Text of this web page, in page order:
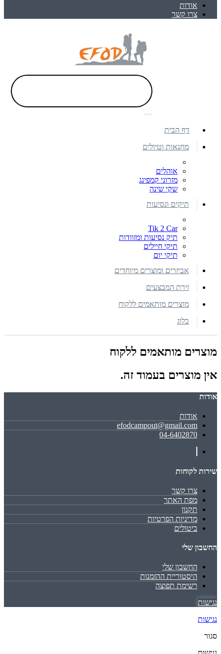
אודות
צרו קשר
דף הבית
מחנאות וטיולים
אוהלים
מזרוני קמפינג
שקי שינה
תיקים ונסיעות
Tik 2 Car
תיק נסיעות ומזוודות
תיקי חיילים
תיקי יום
אביזרים ומוצרים מיוחדים
זירת המבצעים
מוצרים מותאמים ללקוח
בלוג
מוצרים מותאמים ללקוח
אין מוצרים בעמוד זה.
אודות
אודות
efodcampout@gmail.com
04-6402870
שירות לקוחות
צרו קשר
מפת האתר
תקנון
מדיניות הפרטיות
ביטולים
החשבון שלי
החשבון שלי
היסטוריית ההזמנות
רשימת תפוצה
נגישות
נגישות
סגור